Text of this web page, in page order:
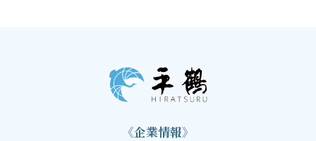
《企業情報》